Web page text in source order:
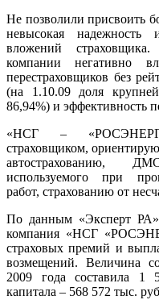
Не позволили присвоить
невысокая надежность
вложений
компании негативно
перестраховщиков без
(на 1.10.09 доля
86,94%) и эффективность
«НСГ –
страховщиком,
автострахованию,
используемого при
работ, страхованию от
По данным «Эксперт
компания «НСГ
страховых премий и
возмещений. Величина
2009 года составила 1
капитала – 568 572 тыс.